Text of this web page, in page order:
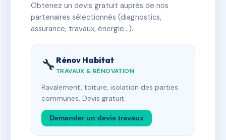
Obtenez un devis gratuit auprès de nos
partenaires sélectionnés (diagnostics,
assurance, travaux, énergie…).
🔧 Rénov Habitat
TRAVAUX & RÉNOVATION
Ravalement, toiture, isolation des parties
communes. Devis gratuit.
Demander un devis travaux